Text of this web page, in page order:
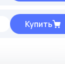
Купить